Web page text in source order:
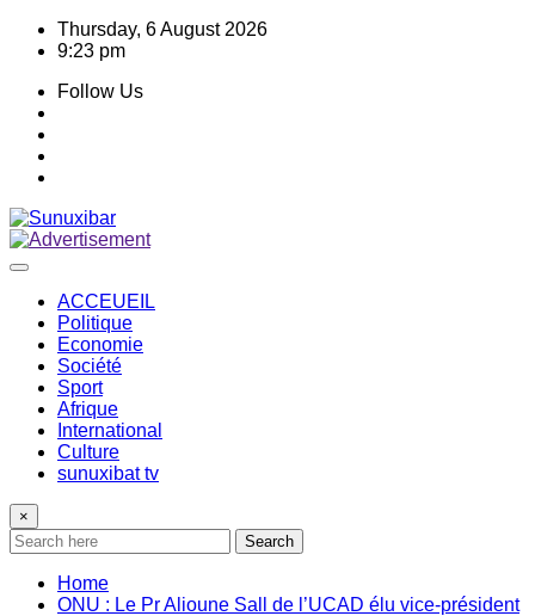
Skip
Thursday, 6 August 2026
9:23 pm
Follow Us
ACCEUEIL
Politique
Economie
Société
Sport
Afrique
International
Culture
sunuxibat tv
×
Search
Home
ONU : Le Pr Alioune Sall de l’UCAD élu vice-président